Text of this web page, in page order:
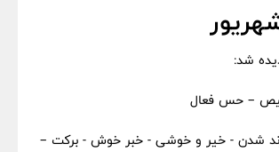
شد:
– حس فعال
شدن - خیر و خوشی - خبر خوش - برکت –